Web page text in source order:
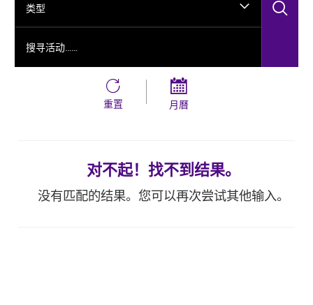
类型
重置 月曆
对不起！找不到结果。
没有匹配的结果。您可以再次尝试其他输入。